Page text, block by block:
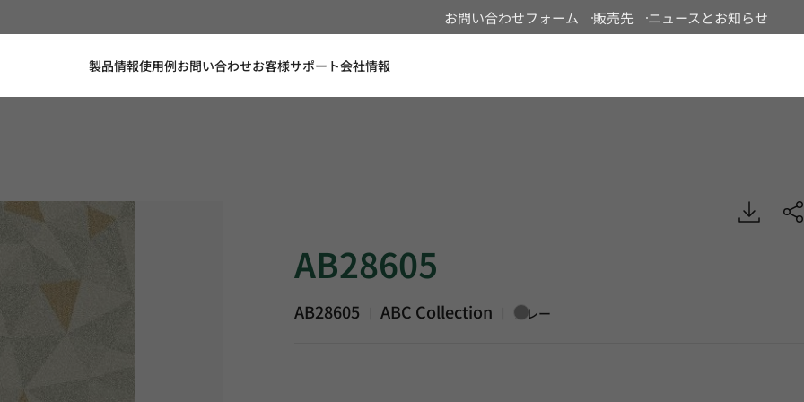
お問い合わせフォーム 販売先 ニュースとお知らせ
製品情報使用例お問い合わせお客様サポート会社情報
AB28605
AB28605 ABC Collection グレー